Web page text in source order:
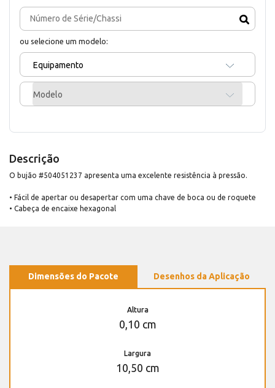
ou selecione um modelo:
Equipamento
Modelo
Descrição
O bujão #504051237 apresenta uma excelente resistência à pressão.
• Fácil de apertar ou desapertar com uma chave de boca ou de roquete
• Cabeça de encaixe hexagonal
Dimensões do Pacote Desenhos da Aplicação
Altura
0,10 cm
Largura
10,50 cm